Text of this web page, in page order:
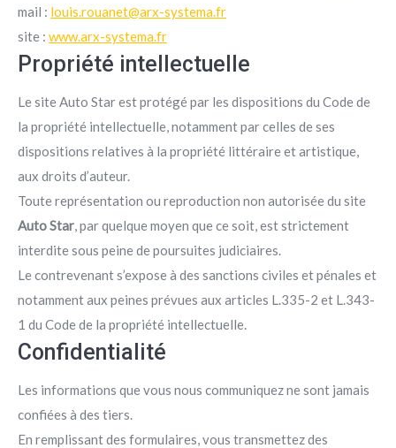
mail : louis.rouanet@arx-systema.fr
site : www.arx-systema.fr
Propriété intellectuelle
Le site Auto Star est protégé par les dispositions du Code de
la propriété intellectuelle, notamment par celles de ses
dispositions relatives à la propriété littéraire et artistique,
aux droits d’auteur.
Toute représentation ou reproduction non autorisée du site
Auto Star, par quelque moyen que ce soit, est strictement
interdite sous peine de poursuites judiciaires.
Le contrevenant s’expose à des sanctions civiles et pénales et
notamment aux peines prévues aux articles L.335-2 et L.343-
1 du Code de la propriété intellectuelle.
Confidentialité
Les informations que vous nous communiquez ne sont jamais
confiées à des tiers.
En remplissant des formulaires, vous transmettez des